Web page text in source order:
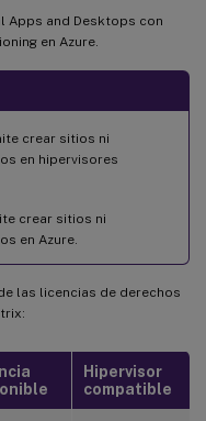
Apps and Desktops con
en Azure.
crear sitios ni
en hipervisores
crear sitios ni
en Azure.
las licencias de derechos
Hipervisor
compatible